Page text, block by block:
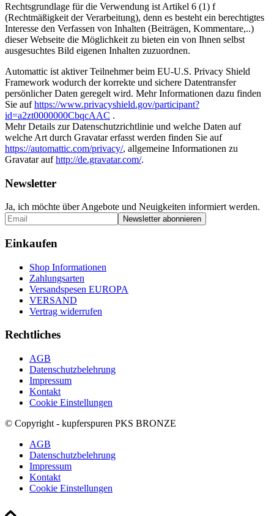
Rechtsgrundlage für die Verwendung ist Artikel 6 (1) f
(Rechtmäßigkeit der Verarbeitung), denn es besteht ein berechtigtes
Interesse den Verfassen von Inhalten (Beiträgen, Kommentare,..)
dieser Webseite die Möglichkeit zu bieten ein von Ihnen selbst
ausgesuchtes Bild eigenen Inhalten zuzuordnen.
Automattic ist aktiver Teilnehmer beim EU-U.S. Privacy Shield
Framework wodurch der korrekte und sichere Datentransfer
persönlicher Daten geregelt wird. Mehr Informationen dazu finden
Sie aufhttps://www.privacyshield.gov/participant?
id=a2zt0000000CbqcAAC .
Mehr Details zur Datenschutzrichtlinie und welche Daten auf
welche Art durch Gravatar erfasst werden finden Sie auf
https://automattic.com/privacy/, allgemeine Informationen zu
Gravatar aufhttp://de.gravatar.com/.
Newsletter
Ja, ich möchte über Angebote und Neuigkeiten informiert werden.
Einkaufen
Shop Informationen
Zahlungsarten
Versandspesen EUROPA
VERSAND
Vertrag widerrufen
Rechtliches
AGB
Datenschutzbelehrung
Impressum
Kontakt
Cookie Einstellungen
© Copyright - kupferspuren PKS BRONZE
AGB
Datenschutzbelehrung
Impressum
Kontakt
Cookie Einstellungen